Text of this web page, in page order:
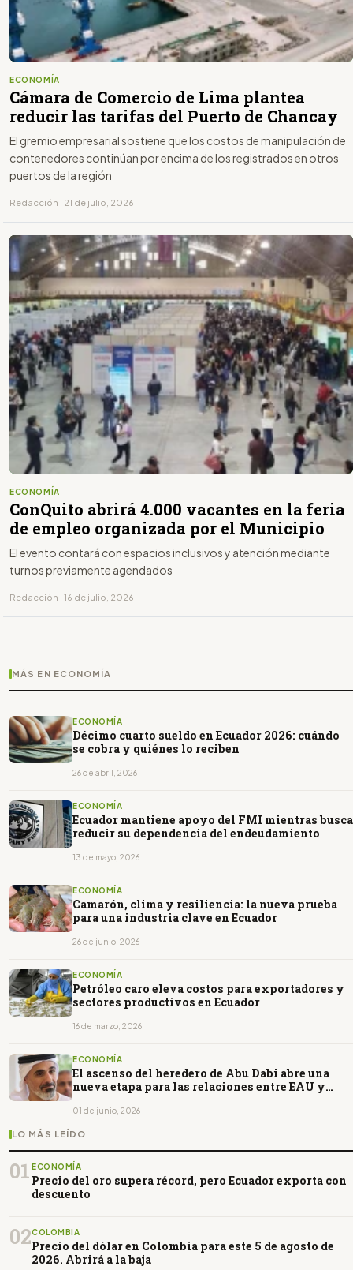
ECONOMÍA
Cámara de Comercio de Lima plantea
reducir las tarifas del Puerto de Chancay
El gremio empresarial sostiene que los costos de manipulación de
contenedores continúan por encima de los registrados en otros
puertos de la región
Redacción · 21 de julio, 2026
ECONOMÍA
ConQuito abrirá 4.000 vacantes en la feria
de empleo organizada por el Municipio
El evento contará con espacios inclusivos y atención mediante
turnos previamente agendados
Redacción · 16 de julio, 2026
MÁS EN ECONOMÍA
ECONOMÍA
Décimo cuarto sueldo en Ecuador 2026: cuándo
se cobra y quiénes lo reciben
26 de abril, 2026
ECONOMÍA
Ecuador mantiene apoyo del FMI mientras busca
reducir su dependencia del endeudamiento
13 de mayo, 2026
ECONOMÍA
Camarón, clima y resiliencia: la nueva prueba
para una industria clave en Ecuador
26 de junio, 2026
ECONOMÍA
Petróleo caro eleva costos para exportadores y
sectores productivos en Ecuador
16 de marzo, 2026
ECONOMÍA
El ascenso del heredero de Abu Dabi abre una
nueva etapa para las relaciones entre EAU y
01 de junio, 2026
LO MÁS LEÍDO
01 ECONOMÍA
Precio del oro supera récord, pero Ecuador exporta con
descuento
02COLOMBIA
Precio del dólar en Colombia para este 5 de agosto de
2026. Abrirá a la baja